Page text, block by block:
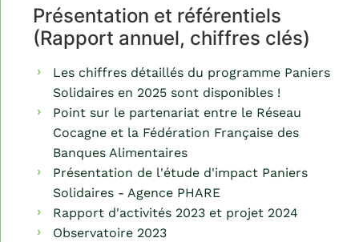
Présentation et référentiels
(Rapport annuel, chiffres clés)
Les chiffres détaillés du programme Paniers
Solidaires en 2025 sont disponibles !
Point sur le partenariat entre le Réseau
Cocagne et la Fédération Française des
Banques Alimentaires
Présentation de l'étude d'impact Paniers
Solidaires - Agence PHARE
Rapport d'activités 2023 et projet 2024
Observatoire 2023